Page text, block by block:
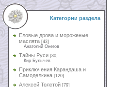
Категории раздела
Еловые дрова и мороженые
маслята [43]
Анатолий Онегов
Тайны Руси [80]
Кир Булычев
Приключения Карандаша и
Самоделкина [120]
Алексей Толстой [79]